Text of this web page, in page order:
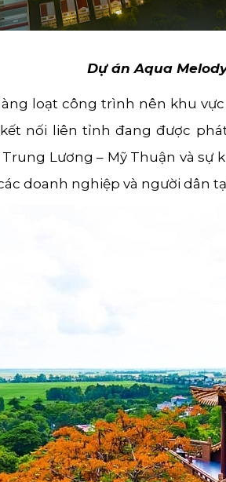
Dự án Aqua
loạt công trình nên khu
nối liên tỉnh đang được
Lương – Mỹ Thuận và sự
doanh nghiệp và người dân